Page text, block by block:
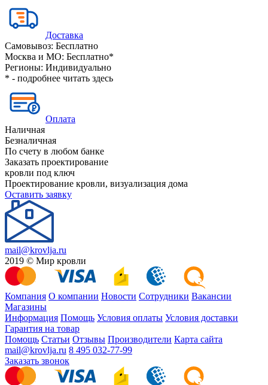
Доставка
Самовывоз: Бесплатно
Москва и МО: Бесплатно*
Регионы: Индивидуально
* - подробнее читать здесь
Оплата
Наличная
Безналичная
По счету в любом банке
Заказать проектирование
кровли под ключ
Проектирование кровли, визуализация дома
Оставить заявку
mail@krovlja.ru
2019 © Мир кровли
Компания О компании Новости Сотрудники Вакансии
Магазины
Информация Помощь Условия оплаты Условия доставки
Гарантия на товар
Помощь Статьи Отзывы Производители Карта сайта
mail@krovlja.ru 8 495 032-77-99
Заказать звонок